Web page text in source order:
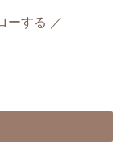
ーする